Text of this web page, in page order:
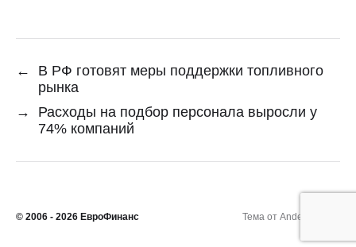
←
В РФ готовят меры поддержки топливного
рынка
→
Расходы на подбор персонала выросли у
74% компаний
© 2006 - 2026 ЕвроФинанс Тема от Anders Norén